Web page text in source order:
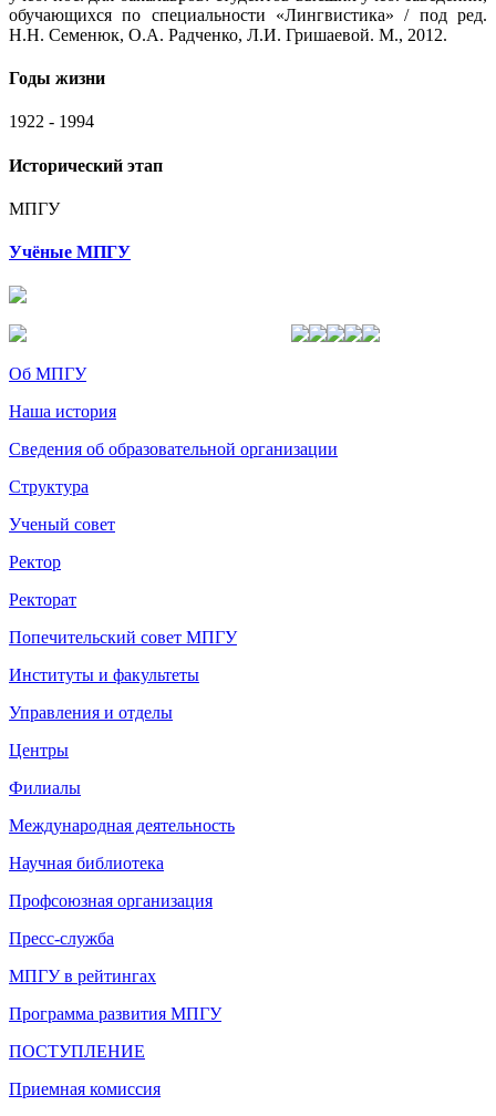
обучающихся по специальности «Лингвистика» / под ред.
Н.Н. Семенюк, О.А. Радченко, Л.И. Гришаевой. М., 2012.
Годы жизни
1922 - 1994
Исторический этап
МПГУ
Учёные МПГУ
Об МПГУ
Наша история
Сведения об образовательной организации
Структура
Ученый совет
Ректор
Ректорат
Попечительский совет МПГУ
Институты и факультеты
Управления и отделы
Центры
Филиалы
Международная деятельность
Научная библиотека
Профсоюзная организация
Пресс-служба
МПГУ в рейтингах
Программа развития МПГУ
ПОСТУПЛЕНИЕ
Приемная комиссия